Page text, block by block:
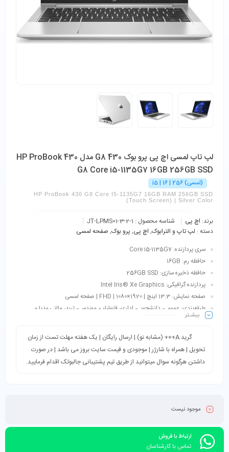
لپ تاپ لمسی اچ پی پرو بوک 430 G8 مدل HP ProBook 430
G8 Core i5-1135G7 16GB 256GB SSD
(لمسی) i5 | 16 | 256
HP ProBook 430 G8 Core I5-1135G7 16GB RAM 256GB SSD
(Touch Screen) | Silver Color
برند: اچ پی شناسه محصول : JT-LPMS01-3-2-1
دسته : لپ تاپ و الترابوک, اچ پی, پرو بوک, صفحه لمسی
سری پردازنده: Core i5-1135G7
حافظه رم: 16GB
حافظه ذخیره سازی: 256GB SSD
پردازنده گرافیکی: Intel Iris® Xe Graphics
صفحه نمایش: 13.3 اینچ | 1920×1080 | FHD | صفحه لمسی
طبقه‌بندی: عمومی، دانشجویی، اداری، فتوشاپ، مهندسی، ترید، مالتی مدیا و…
بیشـتر
گرید A+++ (مشابه نو) | ارسال رایگان | یک هفته مهلت تست از زمان
تحویل | همراه با شارژر | موجودی و قیمت سایت بروز می باشد | در صورت
داشتن هرگونه سوال میتوانید از طریق تیم پشتیبانی جالبوتک اقدام فرمایید.
موجود نیست
ارتباط با فروش
تماس با کارشناسان